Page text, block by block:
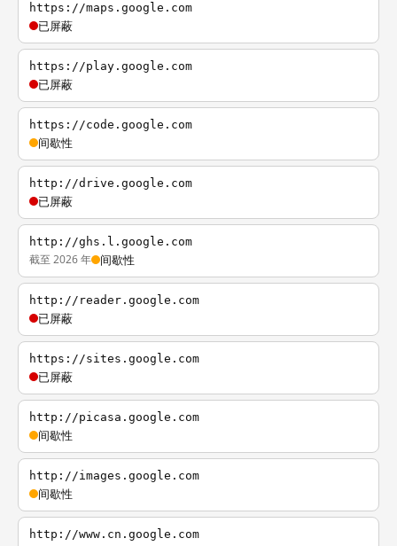
https://maps.google.com
已屏蔽
https://play.google.com
已屏蔽
https://code.google.com
间歇性
http://drive.google.com
已屏蔽
http://ghs.l.google.com
截至 2026 年 间歇性
http://reader.google.com
已屏蔽
https://sites.google.com
已屏蔽
http://picasa.google.com
间歇性
http://images.google.com
间歇性
http://www.cn.google.com